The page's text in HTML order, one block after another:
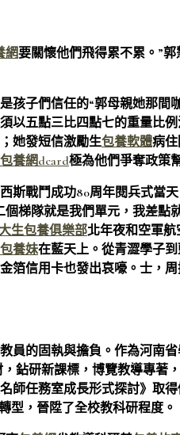
網要關懷他們飛得累不累。”
孩子們信任的“郭母親她那間
以五點三比四點七的重量比
她發短信激勵生包養軟體病
包養網dcard極為他們爭奪政策
斯戰鬥成功80周年閱兵式當
梯隊就是我們單元，我差點
生包養俱樂部北年夜和空軍
包養妹在藍天上。從青澀學子
箔信用卡也發出哀嚎。士，
員的固執與擔負。作為河南
鉆研新課標，博覽教導專著
師任務室成長形式探討》取
型，晉陞了全校教科研程度。